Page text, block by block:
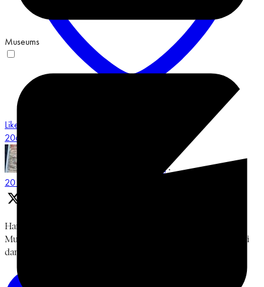
Like on Twitter 2068548487491551658
2068548487491551658
@multatulimuseum ·
20 Jun
Hari keempat, Jumat, 19 Juni 2026. Diskusi Bung Karno,
Muhammadiyah, dan Islam Berkemajuan bersama Prof. Sukidi
dan Ismail Hamadun. Terima kasih. #BulanBungKarno2026
Museums